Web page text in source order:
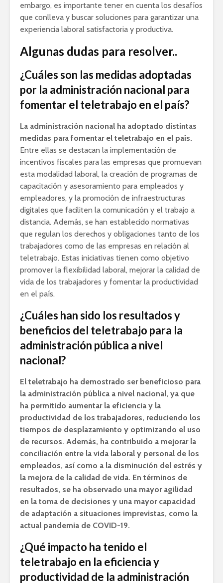
embargo, es importante tener en cuenta los desafíos
que conlleva y buscar soluciones para garantizar una
experiencia laboral satisfactoria y productiva.
Algunas dudas para resolver..
¿Cuáles son las medidas adoptadas
por la administración nacional para
fomentar el teletrabajo en el país?
La administración nacional ha adoptado distintas
medidas para fomentar el teletrabajo en el país.
Entre ellas se destacan la implementación de
incentivos fiscales para las empresas que promuevan
esta modalidad laboral, la creación de programas de
capacitación y asesoramiento para empleados y
empleadores, y la promoción de infraestructuras
digitales que faciliten la comunicación y el trabajo a
distancia. Además, se han establecido normativas
que regulan los derechos y obligaciones tanto de los
trabajadores como de las empresas en relación al
teletrabajo. Estas iniciativas tienen como objetivo
promover la flexibilidad laboral, mejorar la calidad de
vida de los trabajadores y fomentar la productividad
en el país.
¿Cuáles han sido los resultados y
beneficios del teletrabajo para la
administración pública a nivel
nacional?
El teletrabajo ha demostrado ser beneficioso para
la administración pública a nivel nacional, ya que
ha permitido aumentar la eficiencia y la
productividad de los trabajadores, reduciendo los
tiempos de desplazamiento y optimizando el uso
de recursos. Además, ha contribuido a mejorar la
conciliación entre la vida laboral y personal de los
empleados, así como a la disminución del estrés y
la mejora de la calidad de vida. En términos de
resultados, se ha observado una mayor agilidad
en la toma de decisiones y una mayor capacidad
de adaptación a situaciones imprevistas, como la
actual pandemia de COVID-19.
¿Qué impacto ha tenido el
teletrabajo en la eficiencia y
productividad de la administración